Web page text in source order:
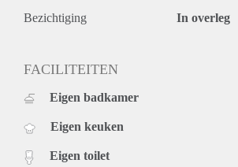
Bezichtiging In overleg
FACILITEITEN
Eigen badkamer
Eigen keuken
Eigen toilet